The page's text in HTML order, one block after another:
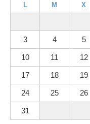
L M X
3 4 5
10 11 12
17 18 19
24 25 26
31